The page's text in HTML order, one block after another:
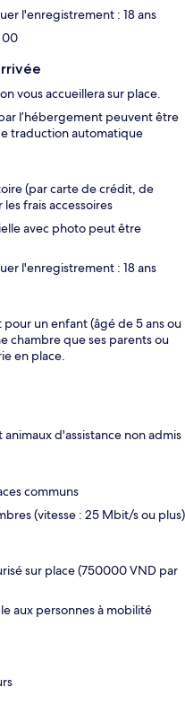
l'enregistrement : 18 ans
00
vous accueillera sur place.
l’hébergement peuvent être
traduction automatique
(par carte de crédit, de
frais accessoires
avec photo peut être
l'enregistrement : 18 ans
un enfant (âgé de 5 ans ou
chambre que ses parents ou
en place.
d'assistance non admis
communs
(vitesse : 25 Mbit/s ou plus)
sur place (750000 VND par
aux personnes à mobilité